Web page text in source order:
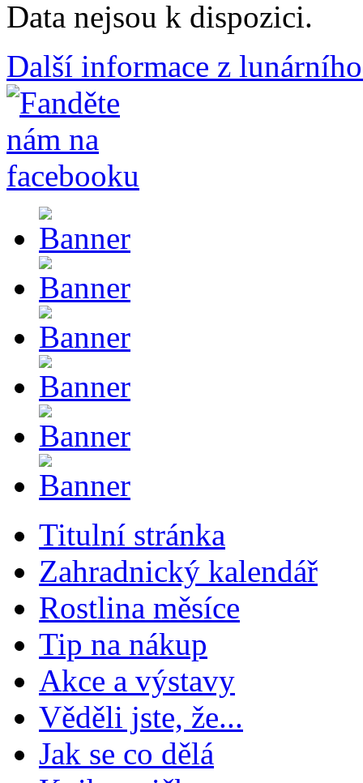
Data nejsou k dispozici.
Další informace z
Titulní stránka
Zahradnický kalendář
Rostlina měsíce
Tip na nákup
Akce a výstavy
Věděli jste, že...
Jak se co dělá